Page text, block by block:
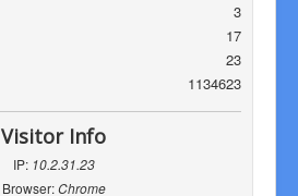
3
17
23
1134623
Visitor Info
IP: 10.2.31.23
Browser:Chrome